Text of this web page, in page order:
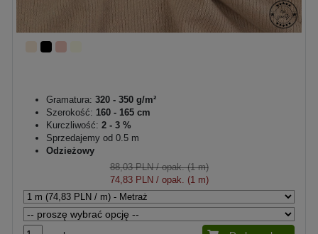
Gramatura: 320 - 350 g/m²
Szerokość: 160 - 165 cm
Kurczliwość: 2 - 3 %
Sprzedajemy od 0.5 m
Odzieżowy
88,03 PLN/ opak. (1 m)
74,83 PLN/ opak. (1 m)